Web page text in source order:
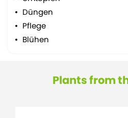
Plants from
Düngen
Pflege
Blühen